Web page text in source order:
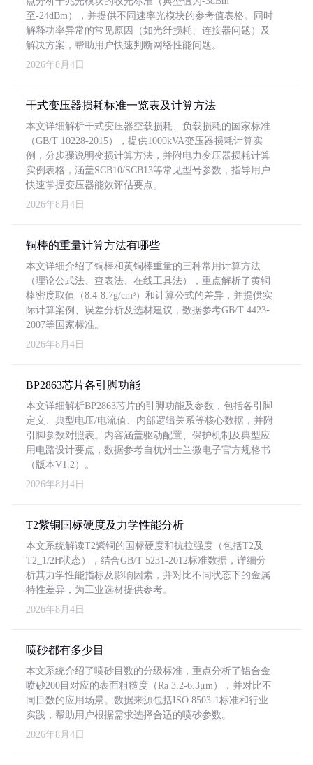
至-24dBm），并提供不同速率光模块的参考值表格。同时
解释功率异常的常见原因（如光纤损耗、连接器问题）及
解决方案，帮助用户快速判断网络性能问题。
2026年8月4日
干式变压器损耗标准一览表及计算方法
本文详细解析干式变压器空载损耗、负载损耗的国家标准
（GB/T 10228-2015），提供1000kVA变压器损耗计算实
例，分步骤说明变损计算方法，并附电力变压器损耗计算
实例表格，涵盖SCB10/SCB13等常见型号参数，指导用户
快速掌握变压器能效评估要点。
2026年8月4日
铜棒的重量计算方法有哪些
本文详细介绍了铜棒和黄铜棒重量的三种常用计算方法
（理论公式法、查表法、在线工具法），重点解析了黄铜
棒密度取值（8.4-8.7g/cm³）和计算公式的差异，并提供实
际计算案例、误差分析及选材建议，数据参考GB/T 4423-
2007等国家标准。
2026年8月4日
BP2863芯片各引脚功能
本文详细解析BP2863芯片的引脚功能及参数，包括各引脚
定义、典型电压/电流值、内部逻辑关系等核心数据，并附
引脚参数对照表。内容涵盖驱动配置、保护机制及典型应
用电路设计要点，数据参考自杭州士兰微电子官方规格书
（版本V1.2）。
2026年8月4日
T2紫铜国标硬度及力学性能分析
本文系统解读T2紫铜的国标硬度和抗拉强度（包括T2及
T2_1/2H状态），结合GB/T 5231-2012标准数据，详细分
析其力学性能指标及影响因素，并对比不同状态下的金属
特性差异，为工业选材提供参考。
2026年8月4日
喷砂都有多少目
本文系统介绍了喷砂目数的分级标准，重点分析了铝合金
喷砂200目对应的表面粗糙度（Ra 3.2-6.3μm），并对比不
同目数的应用场景。数据来源包括ISO 8503-1标准和行业
实践，帮助用户根据需求选择合适的喷砂参数。
2026年8月4日